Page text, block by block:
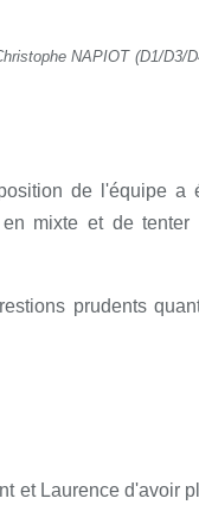
NAPIOT (D1/D3/
de l'équipe a
mixte et de tenter
prudents
et Laurence d'avoir